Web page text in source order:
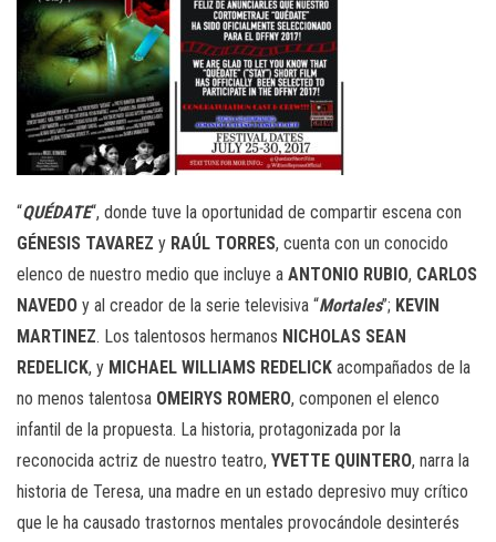
“QUÉDATE“, donde tuve la oportunidad de compartir escena con
GÉNESIS TAVAREZ y RAÚL TORRES, cuenta con un conocido
elenco de nuestro medio que incluye a ANTONIO RUBIO, CARLOS
NAVEDO y al creador de la serie televisiva “Mortales”; KEVIN
MARTINEZ. Los talentosos hermanos NICHOLAS SEAN
REDELICK, y MICHAEL WILLIAMS REDELICK acompañados de la
no menos talentosa OMEIRYS ROMERO, componen el elenco
infantil de la propuesta. La historia, protagonizada por la
reconocida actriz de nuestro teatro, YVETTE QUINTERO, narra la
historia de Teresa, una madre en un estado depresivo muy crítico
que le ha causado trastornos mentales provocándole desinterés